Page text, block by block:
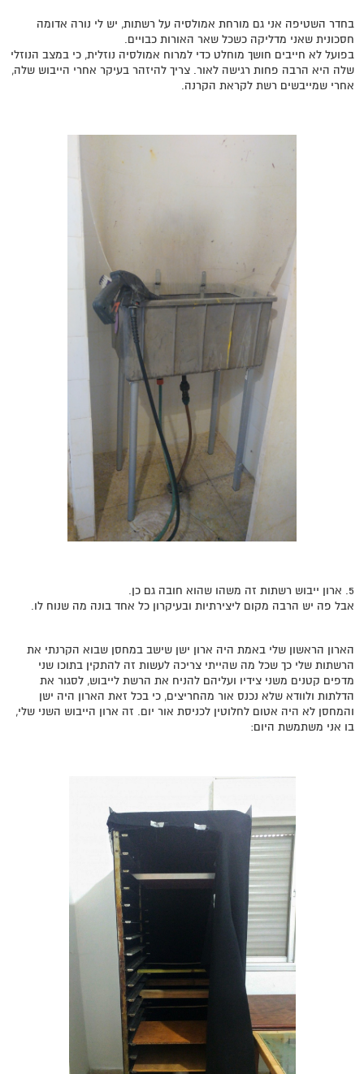
בחדר השטיפה אני גם מורחת אמולסיה על רשתות, יש לי נורה אדומה
חסכונית שאני מדליקה כשכל שאר האורות כבויים.
בפועל לא חייבים חושך מוחלט כדי למרוח אמולסיה נוזלית, כי במצב הנוזלי
שלה היא הרבה פחות רגישה לאור. צריך להיזהר בעיקר אחרי הייבוש שלה,
אחרי שמייבשים רשת לקראת הקרנה.
5. ארון ייבוש רשתות זה משהו שהוא חובה גם כן.
אבל פה יש הרבה מקום ליצירתיות ובעיקרון כל אחד בונה מה שנוח לו.
הארון הראשון שלי באמת היה ארון ישן שישב במחסן שבוא הקרנתי את
הרשתות שלי כך שכל מה שהייתי צריכה לעשות זה להתקין בתוכו שני
מדפים קטנים משני צידיו ועליהם להניח את הרשת לייבוש, לסגור את
הדלתות ולוודא שלא נכנס אור מהחריצים, כי בכל זאת הארון היה ישן
והמחסן לא היה אטום לחלוטין לכניסת אור יום. זה ארון הייבוש השני שלי,
בו אני משתמשת היום: